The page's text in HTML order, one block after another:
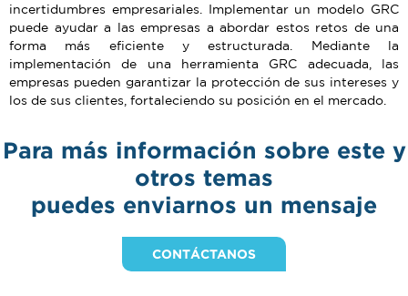
incertidumbres empresariales. Implementar un modelo GRC
puede ayudar a las empresas a abordar estos retos de una
forma más eficiente y estructurada. Mediante la
implementación de una herramienta GRC adecuada, las
empresas pueden garantizar la protección de sus intereses y
los de sus clientes, fortaleciendo su posición en el mercado.
Para más información sobre este y
otros temas
puedes enviarnos un mensaje
CONTÁCTANOS